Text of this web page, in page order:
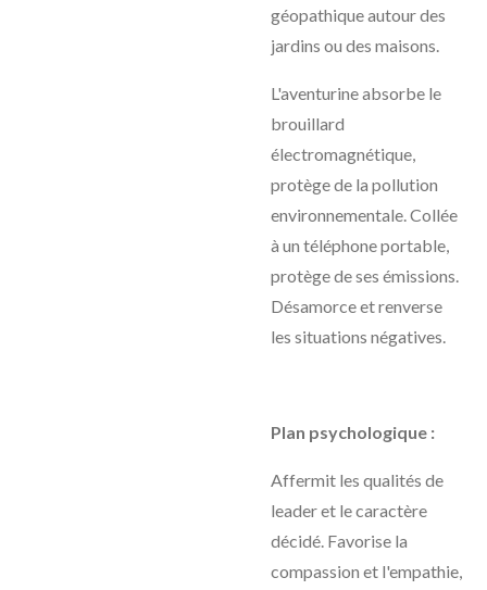
géopathique autour des
jardins ou des maisons.
L'aventurine absorbe le
brouillard
électromagnétique,
protège de la pollution
environnementale. Collée
à un téléphone portable,
protège de ses émissions.
Désamorce et renverse
les situations négatives.
Plan psychologique :
Affermit les qualités de
leader et le caractère
décidé. Favorise la
compassion et l'empathie,